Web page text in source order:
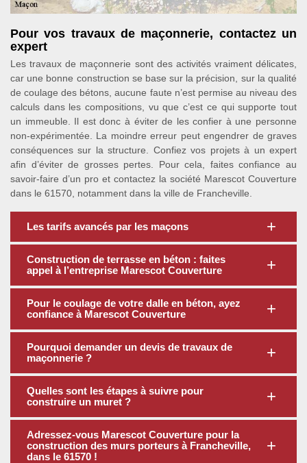
Pour vos travaux de maçonnerie, contactez un
expert
Les travaux de maçonnerie sont des activités vraiment délicates,
car une bonne construction se base sur la précision, sur la qualité
de coulage des bétons, aucune faute n’est permise au niveau des
calculs dans les compositions, vu que c’est ce qui supporte tout
un immeuble. Il est donc à éviter de les confier à une personne
non-expérimentée. La moindre erreur peut engendrer de graves
conséquences sur la structure. Confiez vos projets à un expert
afin d’éviter de grosses pertes. Pour cela, faites confiance au
savoir-faire d’un pro et contactez la société Marescot Couverture
dans le 61570, notamment dans la ville de Francheville.
Les tarifs avancés par les maçons
Construction de terrasse en béton : faites
appel à l’entreprise Marescot Couverture
Pour le coulage de votre dalle en béton, ayez
confiance à Marescot Couverture
Pourquoi demander un devis de travaux de
maçonnerie ?
Quelles sont les étapes à suivre pour
construire un muret ?
Adressez-vous Marescot Couverture pour la
construction des murs porteurs à Francheville,
dans le 61570 !